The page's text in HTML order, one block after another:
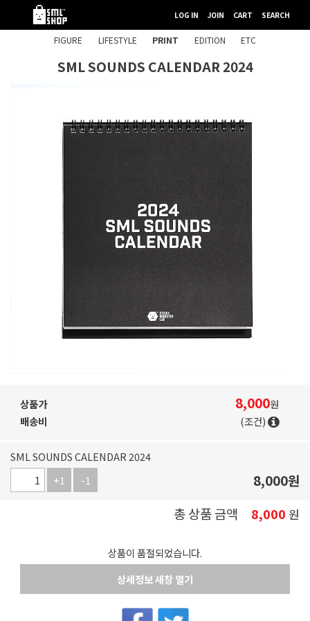
LOG IN JOIN CART SEARCH
FIGURE LIFESTYLE PRINT EDITION ETC
SML SOUNDS CALENDAR 2024
상품가 8,000원
배송비
(조건)
SML SOUNDS CALENDAR 2024
+1
-1 8,000원
총 상품 금액
8,000 원
상품이 품절되었습니다.
상세정보 새창 열기